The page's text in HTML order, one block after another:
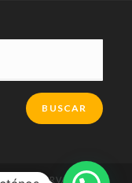
BUSCAR
RESERVADOS